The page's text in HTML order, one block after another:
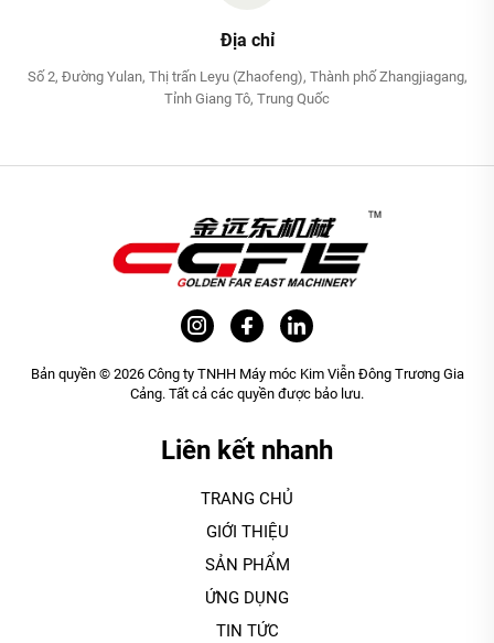
Địa chỉ
Số 2, Đường Yulan, Thị trấn Leyu (Zhaofeng), Thành phố Zhangjiagang,
Tỉnh Giang Tô, Trung Quốc
Bản quyền © 2026 Công ty TNHH Máy móc Kim Viễn Đông Trương Gia
Cảng. Tất cả các quyền được bảo lưu.
Liên kết nhanh
TRANG CHỦ
GIỚI THIỆU
SẢN PHẨM
ỨNG DỤNG
TIN TỨC